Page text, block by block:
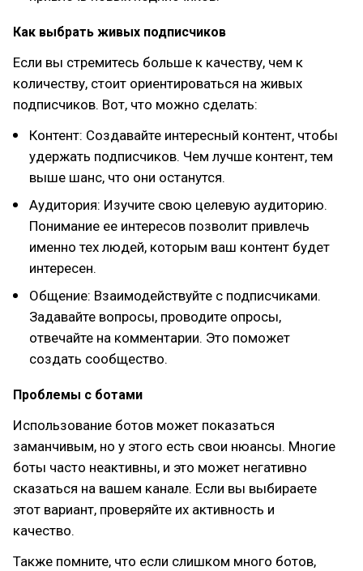
Как выбрать живых подписчиков
Если вы стремитесь больше к качеству, чем к
количеству, стоит ориентироваться на живых
подписчиков. Вот, что можно сделать:
Контент: Создавайте интересный контент, чтобы
удержать подписчиков. Чем лучше контент, тем
выше шанс, что они останутся.
Аудитория: Изучите свою целевую аудиторию.
Понимание ее интересов позволит привлечь
именно тех людей, которым ваш контент будет
интересен.
Общение: Взаимодействуйте с подписчиками.
Задавайте вопросы, проводите опросы,
отвечайте на комментарии. Это поможет
создать сообщество.
Проблемы с ботами
Использование ботов может показаться
заманчивым, но у этого есть свои нюансы. Многие
боты часто неактивны, и это может негативно
сказаться на вашем канале. Если вы выбираете
этот вариант, проверяйте их активность и
качество.
Также помните, что если слишком много ботов,